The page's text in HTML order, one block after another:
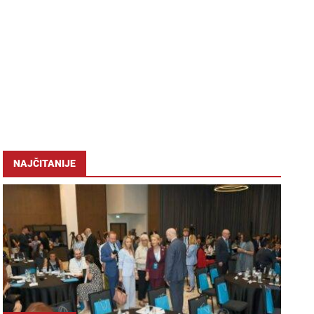
NAJČITANIJE